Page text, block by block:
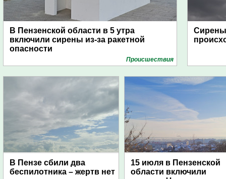
В Пензенской области в 5 утра
включили сирены из-за ракетной
опасности
Проиcшествия
Сирены
В Пензе сбили два
беспилотника – жертв нет
15 июля в Пензенской
области включили